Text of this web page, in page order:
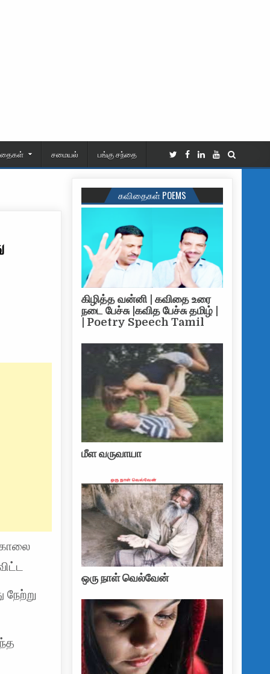
சமையல் பங்கு சந்தை
கொன்ற இருவர் கைது
கவிதைகள் POEMS
கிழித்த வன்னி | கவிதை உரை
நடை பேச்சு |கவித பேச்சு தமிழ் |
| Poetry Speech Tamil
மீள வருவாயா
ஒரு நாள் வெல்வேன்